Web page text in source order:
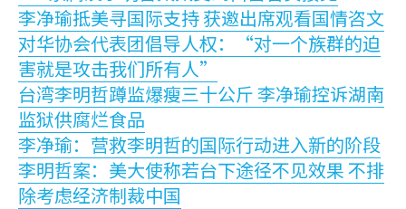
李净瑜抵美寻国际支持 获邀出席观看国情咨文
对华协会代表团倡导人权：“对一个族群的迫
害就是攻击我们所有人”
台湾李明哲蹲监爆瘦三十公斤 李净瑜控诉湖南
监狱供腐烂食品
李净瑜：营救李明哲的国际行动进入新的阶段
李明哲案：美大使称若台下途径不见效果 不排
除考虑经济制裁中国